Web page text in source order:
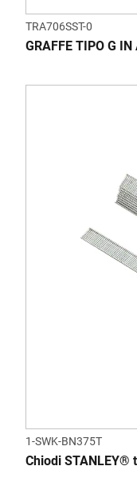
TRA706SST-0
GRAFFE TIPO G
1-SWK-BN375T
Chiodi STANLEY®